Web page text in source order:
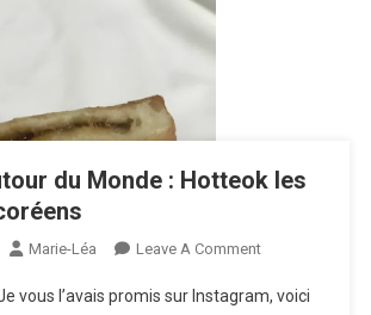
du Monde : Hotteok les
Marie-Léa Leave A CommentOn
Autour
vous l’avais promis sur Instagram, voici